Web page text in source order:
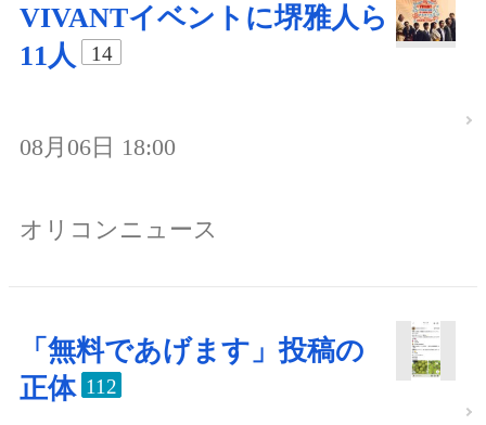
VIVANTイベントに堺雅人ら
11人
14
08月06日 18:00
オリコンニュース
「無料であげます」投稿の
正体 112